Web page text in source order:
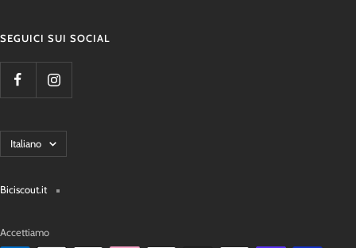
SEGUICI SUI SOCIAL
Lingua
Italiano
Biciscout.it
Accettiamo